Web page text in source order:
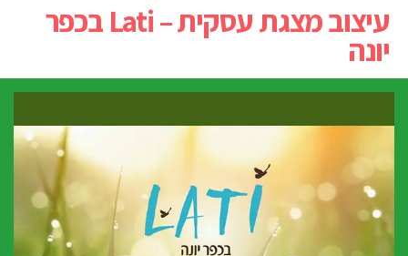
עיצוב מצגת עסקית – Lati בכפר
יונה